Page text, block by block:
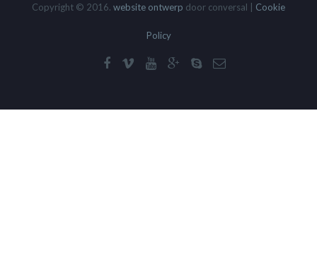
Copyright © 2016. website ontwerp door conversal | Cookie
Policy